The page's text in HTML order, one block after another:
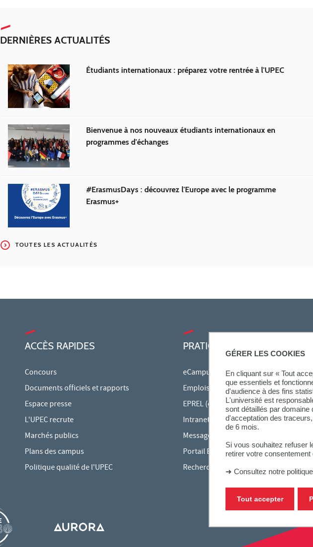
GÉRER LES COOKIES
En cliquant sur « Tout
que essentiels et
d'audience à des fins
L'université est
sont détaillés par
d'acceptation des
de 6 mois.
Si vous souhaitez refuser
retirer votre
➜ Consultez notre
Tout accepter
DERNIÈRES ACTUALITÉS
Étudiants internationaux : préparez votre rentrée à l'UPEC
Bienvenue à nos nouveaux étudiants internationaux en
programmes d'échanges
#ErasmusDays : découvrez l'Europe avec le programme
Erasmus+
TOUTES LES ACTUALITÉS
ACCÈS RAPIDES
Concours
Documents officiels et rapports
Espace presse
L'UPEC recrute
Marchés publics
Plans des campus
Politique qualité de l'UPEC
PRATIQUE
eCampus
Emplois du temps en ligne
EPREL (cours en ligne)
Intranet des personnels
Messagerie étudiante
Portail Bu Athéna
Rechercher une formation